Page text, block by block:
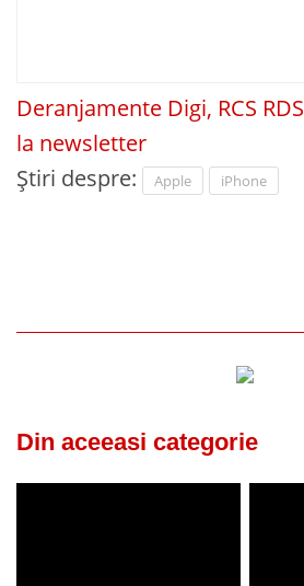
Deranjamente Digi, RCS RDS
la newsletter
Știri despre:
Apple iPhone
Din aceeasi categorie